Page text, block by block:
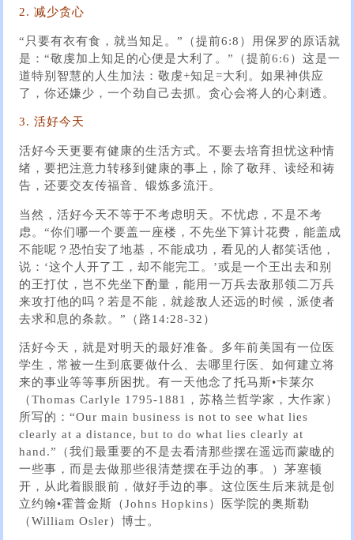
2. 减少贪心
“只要有衣有食，就当知足。”（提前6:8）用保罗的原话就
是：“敬虔加上知足的心便是大利了。”（提前6:6）这是一
道特别智慧的人生加法：敬虔+知足=大利。如果神供应
了，你还嫌少，一个劲自己去抓。贪心会将人的心刺透。
3. 活好今天
活好今天更要有健康的生活方式。不要去培育担忧这种情
绪，要把注意力转移到健康的事上，除了敬拜、读经和祷
告，还要交友传福音、锻炼多流汗。
当然，活好今天不等于不考虑明天。不忧虑，不是不考
虑。“你们哪一个要盖一座楼，不先坐下算计花费，能盖成
不能呢？恐怕安了地基，不能成功，看见的人都笑话他，
说：‘这个人开了工，却不能完工。’或是一个王出去和别
的王打仗，岂不先坐下酌量，能用一万兵去敌那领二万兵
来攻打他的吗？若是不能，就趁敌人还远的时候，派使者
去求和息的条款。”（路14:28-32）
活好今天，就是对明天的最好准备。多年前美国有一位医
学生，常被一生到底要做什么、去哪里行医、如何建立将
来的事业等等事所困扰。有一天他念了托马斯•卡莱尔
（Thomas Carlyle 1795-1881，苏格兰哲学家，大作家）
所写的：“Our main business is not to see what lies
clearly at a distance, but to do what lies clearly at
hand.”（我们最重要的不是去看清那些摆在遥远而蒙眬的
一些事，而是去做那些很清楚摆在手边的事。）茅塞顿
开，从此着眼眼前，做好手边的事。这位医生后来就是创
立约翰•霍普金斯（Johns Hopkins）医学院的奥斯勒
（William Osler）博士。